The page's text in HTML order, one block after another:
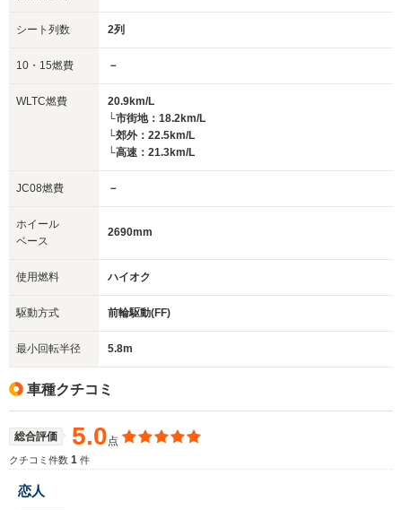
シート列数 2列
10・15燃費 －
WLTC燃費
20.9km/L
└市街地：18.2km/L
└郊外：22.5km/L
└高速：21.3km/L
JC08燃費 －
ホイール
ベース
2690mm
使用燃料 ハイオク
駆動方式 前輪駆動(FF)
最小回転半径 5.8m
車種クチコミ
総合評価 5.0点
クチコミ件数 1 件
恋人